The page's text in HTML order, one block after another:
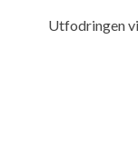
Utfodringen